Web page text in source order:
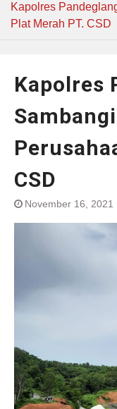
Kapolres
Plat Merah PT. CSD
Kapolres
CSD
November 16, 2021